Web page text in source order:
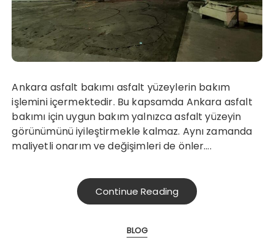
Ankara asfalt bakımı asfalt yüzeylerin bakım
işlemini içermektedir. Bu kapsamda Ankara asfalt
bakımı için uygun bakım yalnızca asfalt yüzeyin
görünümünü iyileştirmekle kalmaz. Aynı zamanda
maliyetli onarım ve değişimleri de önler….
Continue Reading
BLOG